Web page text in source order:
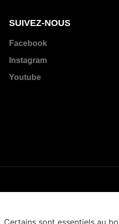
SUIVEZ-NOUS
Facebook
Instagram
Youtube
sont essentiels au